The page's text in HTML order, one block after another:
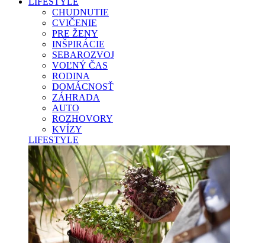
CHUDNUTIE
CVIČENIE
PRE ŽENY
INŠPIRÁCIE
SEBAROZVOJ
VOĽNÝ ČAS
RODINA
DOMÁCNOSŤ
ZÁHRADA
AUTO
ROZHOVORY
KVÍZY
LIFESTYLE